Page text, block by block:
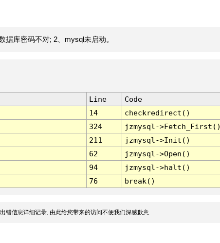
据库密码不对; 2、mysql未启动。
Line
Code
14
checkredirect()
324
jzmysql-
211
jzmysql->Init()
62
jzmysql->Open()
94
jzmysql->halt()
76 break()
错信息详细记录, 由此给您带来的访问不便我们深感歉意.